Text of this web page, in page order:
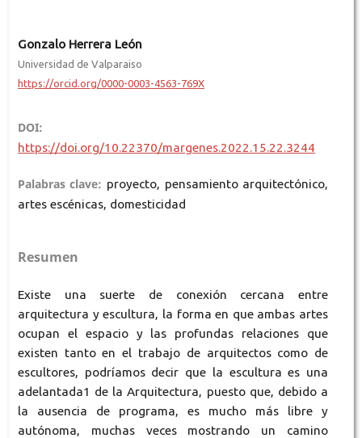
Gonzalo Herrera León
Universidad de Valparaiso
https://orcid.org/0000-0003-4563-769X
DOI:
https://doi.org/10.22370/margenes.2022.15.22.3244
Palabras clave: proyecto, pensamiento arquitectónico,
artes escénicas, domesticidad
Resumen
Existe una suerte de conexión cercana entre
arquitectura y escultura, la forma en que ambas artes
ocupan el espacio y las profundas relaciones que
existen tanto en el trabajo de arquitectos como de
escultores, podríamos decir que la escultura es una
adelantada1 de la Arquitectura, puesto que, debido a
la ausencia de programa, es mucho más libre y
autónoma, muchas veces mostrando un camino